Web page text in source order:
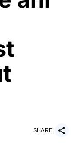
SHARE